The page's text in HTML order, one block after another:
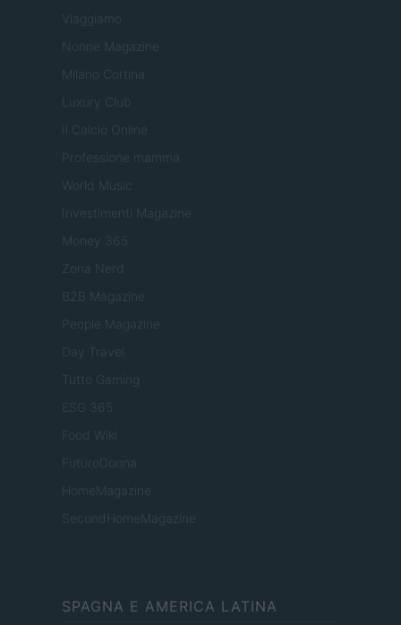
Viaggiamo
Nonne Magazine
Milano Cortina
Luxury Club
Il Calcio Online
Professione mamma
World Music
Investimenti Magazine
Money 365
Zona Nerd
B2B Magazine
People Magazine
Day Travel
Tutto Gaming
ESG 365
Food Wiki
FuturoDonna
HomeMagazine
SecondHomeMagazine
SPAGNA E AMERICA LATINA